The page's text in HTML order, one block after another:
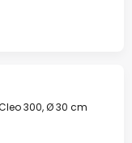
300, Ø 30 cm